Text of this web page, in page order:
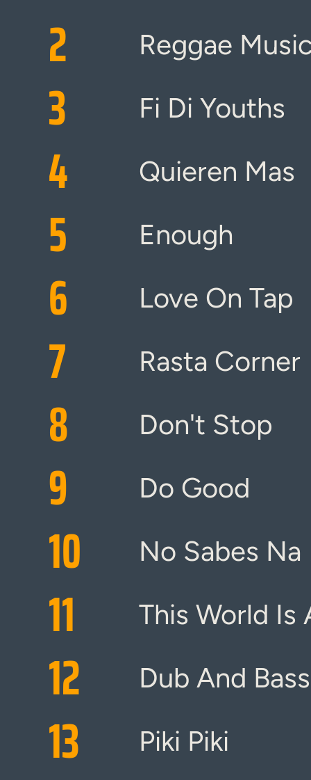
2 Reggae
3 Fi Di Youths
4 Quieren Mas
5 Enough
6 Love On Tap
7 Rasta Corner
8 Don't Stop
9 Do Good
10 No Sabes Na
11 This World Is
12 Dub And Bass
13 Piki Piki